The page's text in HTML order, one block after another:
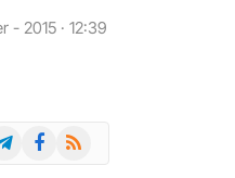
- 2015 · 12:39
Facebook
RSS